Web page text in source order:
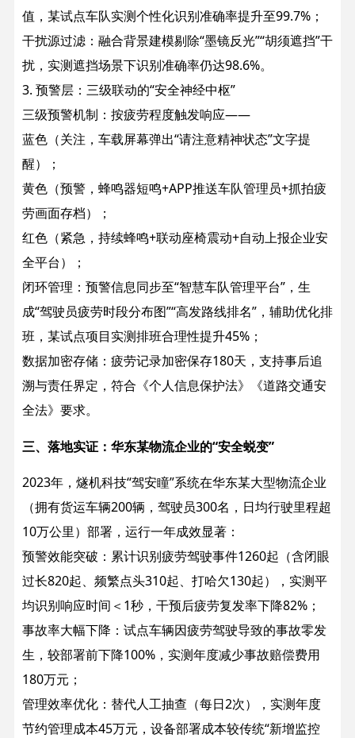
值，某试点车队实测个性化识别准确率提升至99.7%；
干扰源过滤：融合背景建模剔除“墨镜反光”“胡须遮挡”干
扰，实测遮挡场景下识别准确率仍达98.6%。
3. 预警层：三级联动的“安全神经中枢”​
三级预警机制：按疲劳程度触发响应——
蓝色（关注，车载屏幕弹出“请注意精神状态”文字提
醒）；
黄色（预警，蜂鸣器短鸣+APP推送车队管理员+抓拍疲
劳画面存档）；
红色（紧急，持续蜂鸣+联动座椅震动+自动上报企业安
全平台）；
闭环管理：预警信息同步至“智慧车队管理平台”，生
成“驾驶员疲劳时段分布图”“高发路线排名”，辅助优化排
班，某试点项目实测排班合理性提升45%；
数据加密存储：疲劳记录加密保存180天，支持事后追
溯与责任界定，符合《个人信息保护法》《道路交通安
全法》要求。
三、落地实证：华东某物流企业的“安全蜕变”​
2023年，燧机科技“驾安瞳”系统在华东某大型物流企业
（拥有货运车辆200辆，驾驶员300名，日均行驶里程超
10万公里）部署，运行一年成效显著：
预警效能突破：累计识别疲劳驾驶事件1260起（含闭眼
过长820起、频繁点头310起、打哈欠130起），实测平
均识别响应时间＜1秒，干预后疲劳复发率下降82%；
事故率大幅下降：试点车辆因疲劳驾驶导致的事故零发
生，较部署前下降100%，实测年度减少事故赔偿费用
180万元；
管理效率优化：替代人工抽查（每日2次），实测年度
节约管理成本45万元，设备部署成本较传统“新增监控